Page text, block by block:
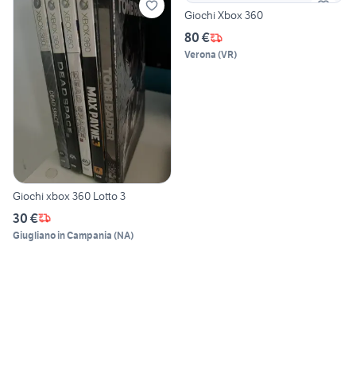
Giochi xbox 360 Lotto 3
30 €
Giugliano in Campania (NA)
Giochi Xbox 360
80 €
Verona (VR)